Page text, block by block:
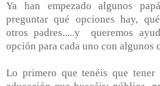
Ya han empezado algunos
preguntar qué opciones hay,
otros padres.....y queremos
opción para cada uno con algunos
Lo primero que tenéis que